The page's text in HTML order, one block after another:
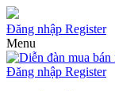
Đăng nhập Register
Menu
Đăng nhập Register